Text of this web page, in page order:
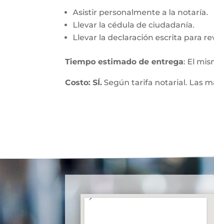
Asistir personalmente a la notaría.
Llevar la cédula de ciudadanía.
Llevar la declaración escrita para
Tiempo estimado de entrega: El
Costo: SÍ. Según tarifa notarial. Las